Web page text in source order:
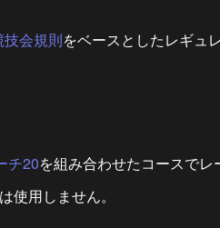
技会規則をベースとしたレギュ
チ20を組み合わせたコースでレ
使用しません。